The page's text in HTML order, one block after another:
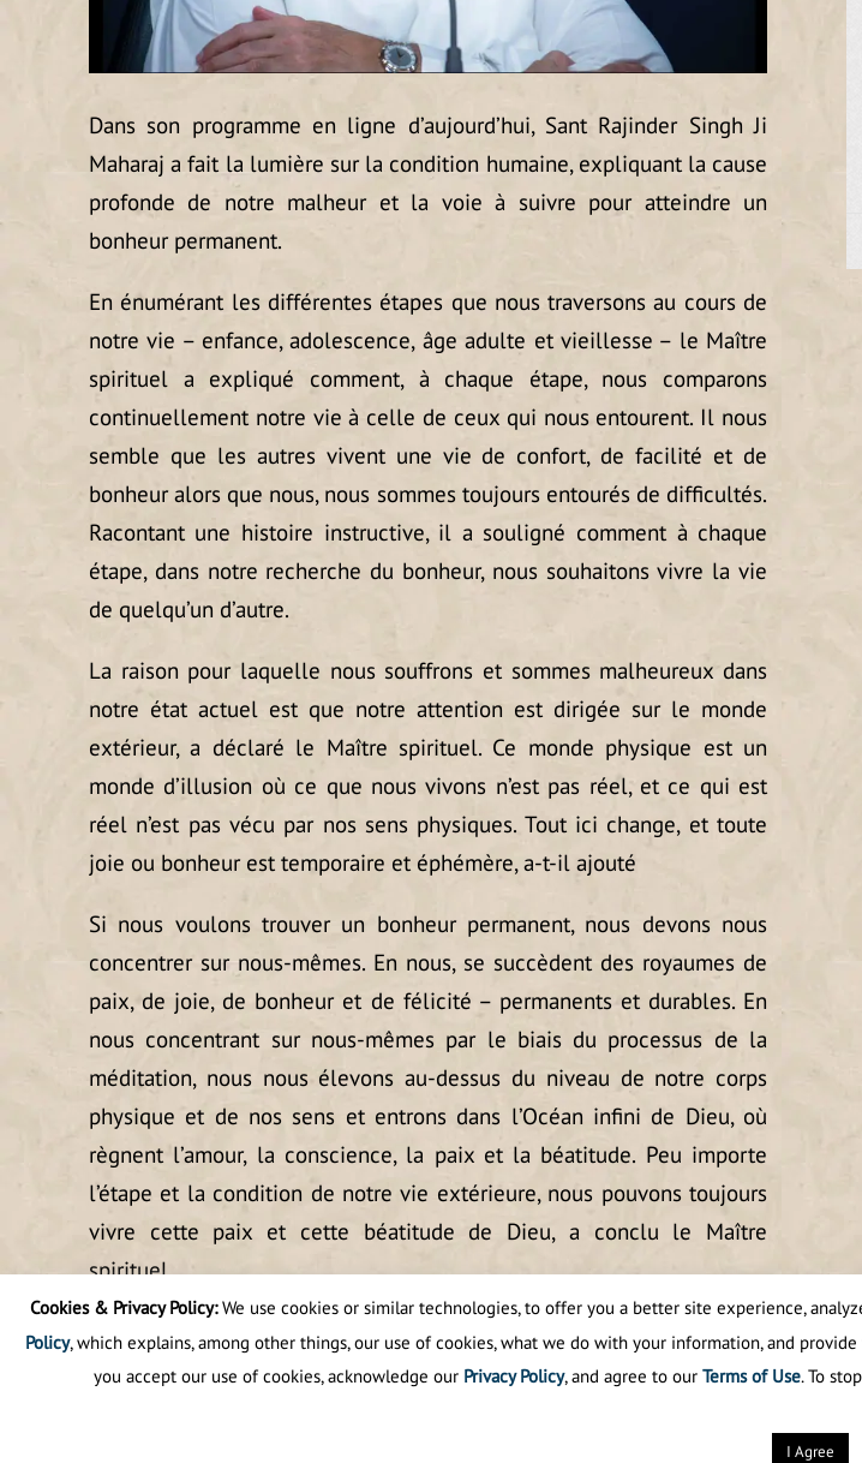
Dans son programme en ligne d’aujourd’hui, Sant Rajinder Singh Ji
Maharaj a fait la lumière sur la condition humaine, expliquant la cause
profonde de notre malheur et la voie à suivre pour atteindre un
bonheur permanent.
En énumérant les différentes étapes que nous traversons au cours de
notre vie – enfance, adolescence, âge adulte et vieillesse – le Maître
spirituel a expliqué comment, à chaque étape, nous comparons
continuellement notre vie à celle de ceux qui nous entourent. Il nous
semble que les autres vivent une vie de confort, de facilité et de
bonheur alors que nous, nous sommes toujours entourés de difficultés.
Racontant une histoire instructive, il a souligné comment à chaque
étape, dans notre recherche du bonheur, nous souhaitons vivre la vie
de quelqu’un d’autre.
La raison pour laquelle nous souffrons et sommes malheureux dans
notre état actuel est que notre attention est dirigée sur le monde
extérieur, a déclaré le Maître spirituel. Ce monde physique est un
monde d’illusion où ce que nous vivons n’est pas réel, et ce qui est
réel n’est pas vécu par nos sens physiques. Tout ici change, et toute
joie ou bonheur est temporaire et éphémère, a-t-il ajouté
Si nous voulons trouver un bonheur permanent, nous devons nous
concentrer sur nous-mêmes. En nous, se succèdent des royaumes de
paix, de joie, de bonheur et de félicité – permanents et durables. En
nous concentrant sur nous-mêmes par le biais du processus de la
méditation, nous nous élevons au-dessus du niveau de notre corps
physique et de nos sens et entrons dans l’Océan infini de Dieu, où
règnent l’amour, la conscience, la paix et la béatitude. Peu importe
l’étape et la condition de notre vie extérieure, nous pouvons toujours
vivre cette paix et cette béatitude de Dieu, a conclu le Maître
spirituel.
Tous droits réservés
Cookies & Privacy Policy:We use cookies or similar technologies, to offer you a better site experience,
Policy, which explains, among other things, our use of cookies, what we do with your information, and
you accept our use of cookies, acknowledge our Privacy Policy, and agree to our Terms of Use. To
I Agree